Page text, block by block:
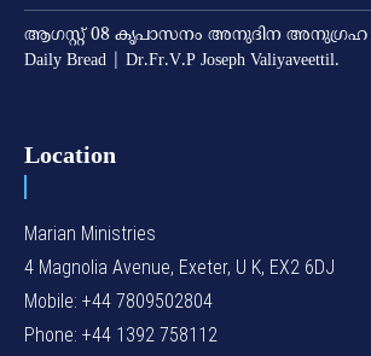
ആഗസ്റ്റ് 08 കൃപാസനം അനുദിന അനുഗ്രഹ
Daily Bread | Dr.Fr.V.P Joseph Valiyaveettil.
Location
Marian Ministries
4 Magnolia Avenue, Exeter, U K, EX2 6DJ
Mobile: +44 7809502804
Phone: +44 1392 758112